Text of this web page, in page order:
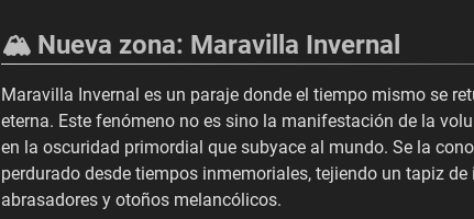
🏔️ Nueva zona: Maravilla Invernal
Maravilla Invernal es un paraje donde el tiempo mismo se
eterna. Este fenómeno no es sino la manifestación de la
en la oscuridad primordial que subyace al mundo. Se la
perdurado desde tiempos inmemoriales, tejiendo un tapiz
abrasadores y otoños melancólicos.